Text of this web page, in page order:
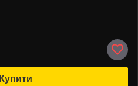
Купити